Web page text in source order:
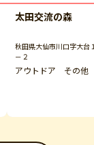
太田交流の森
秋田県大仙市川口字大台
－２
アウトドア その他